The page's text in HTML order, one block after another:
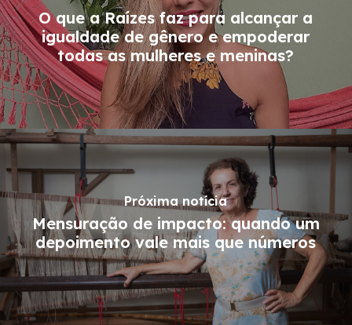
O que a Raízes faz para alcançar a
igualdade de gênero e empoderar
todas as mulheres e meninas?
Próxima notícia
Mensuração de impacto: quando um
depoimento vale mais que números